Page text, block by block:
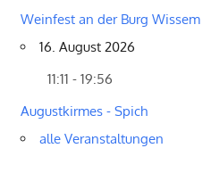
Weinfest an der Burg Wissem
16. August 2026
11:11 - 19:56
Augustkirmes - Spich
alle Veranstaltungen